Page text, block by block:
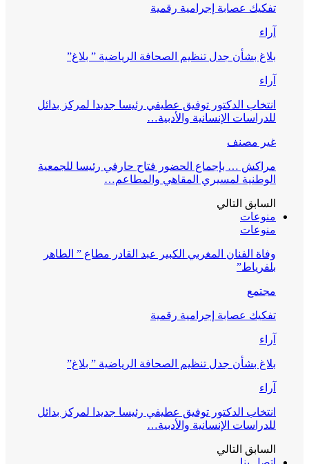
تفكيك عصابة إجرامية رقمية
آراء
بلاغ بشأن جدل تنظيم الصحافة الرياضية ” بلاغ”
آراء
انتخاب الدكتور توفيق عطيفي رئيسا جديدا لمركز بدائل
للدراسات الإنسانية والأدبية…
غير مصنف
مراكش … بإجماع الحضور فتاح حارفي رئيسا للجمعية
الوطنية لمسيري المقاهي والمطاعم…
السابق التالي
منوعات
منوعات
وفاة الفنان المغربي الكبير عبد القادر مطاع ” الطاهر
بلفرياط”
مجتمع
تفكيك عصابة إجرامية رقمية
آراء
بلاغ بشأن جدل تنظيم الصحافة الرياضية ” بلاغ”
آراء
انتخاب الدكتور توفيق عطيفي رئيسا جديدا لمركز بدائل
للدراسات الإنسانية والأدبية…
السابق التالي